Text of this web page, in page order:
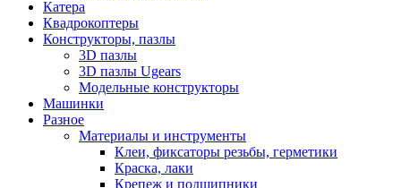
Катера
Квадрокоптеры
Конструкторы, пазлы
3D пазлы
3D пазлы Ugears
Модельные конструкторы
Машинки
Разное
Материалы и инструменты
Клеи, фиксаторы резьбы, герметики
Краска, лаки
Крепеж и подшипники